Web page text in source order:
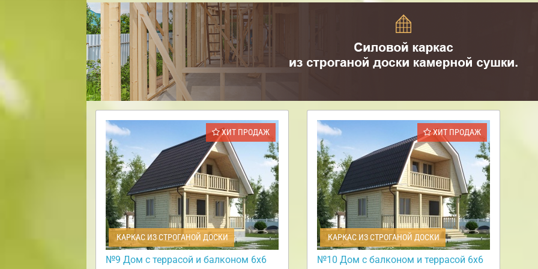
ХИТ ПРОДАЖ
КАРКАС ИЗ СТРОГАНОЙ ДОСКИ
№9 Дом с террасой и балконом 6х6
ХИТ ПРОДАЖ
КАРКАС ИЗ СТРОГАНОЙ ДОСКИ
№10 Дом с балконом и террасой 6х6